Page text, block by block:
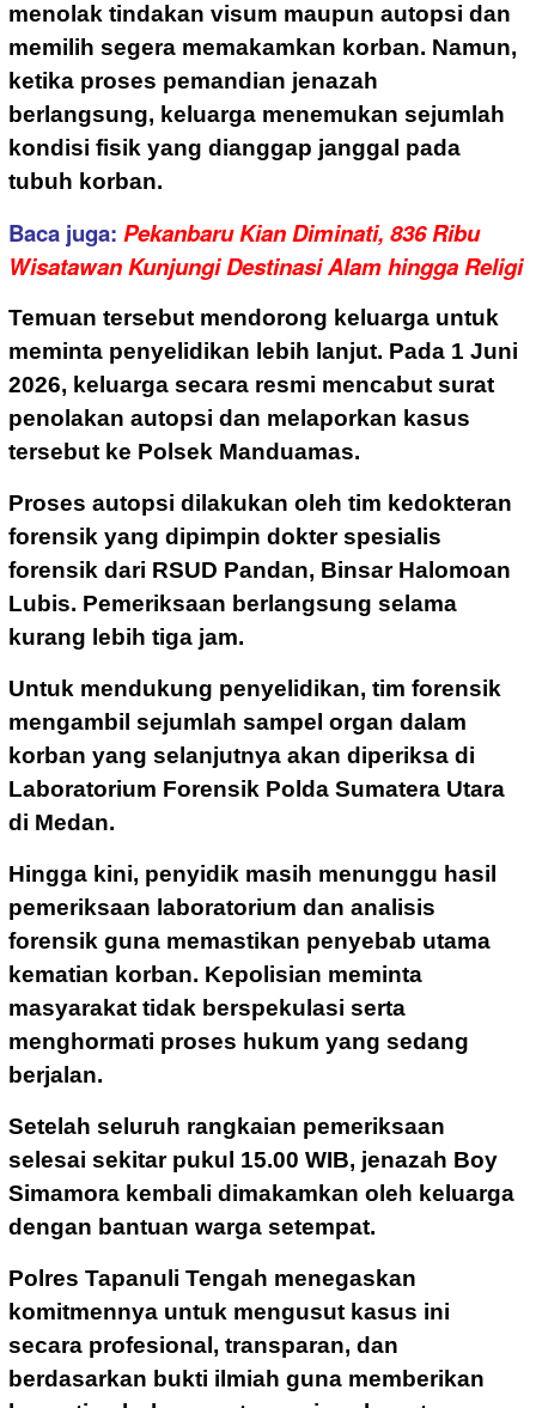
menolak tindakan visum maupun autopsi dan
memilih segera memakamkan korban. Namun,
ketika proses pemandian jenazah
berlangsung, keluarga menemukan sejumlah
kondisi fisik yang dianggap janggal pada
tubuh korban.
Baca juga: Pekanbaru Kian Diminati, 836 Ribu
Wisatawan Kunjungi Destinasi Alam hingga Religi
Temuan tersebut mendorong keluarga untuk
meminta penyelidikan lebih lanjut. Pada 1 Juni
2026, keluarga secara resmi mencabut surat
penolakan autopsi dan melaporkan kasus
tersebut ke Polsek Manduamas.
Proses autopsi dilakukan oleh tim kedokteran
forensik yang dipimpin dokter spesialis
forensik dari RSUD Pandan, Binsar Halomoan
Lubis. Pemeriksaan berlangsung selama
kurang lebih tiga jam.
Untuk mendukung penyelidikan, tim forensik
mengambil sejumlah sampel organ dalam
korban yang selanjutnya akan diperiksa di
Laboratorium Forensik Polda Sumatera Utara
di Medan.
Hingga kini, penyidik masih menunggu hasil
pemeriksaan laboratorium dan analisis
forensik guna memastikan penyebab utama
kematian korban. Kepolisian meminta
masyarakat tidak berspekulasi serta
menghormati proses hukum yang sedang
berjalan.
Setelah seluruh rangkaian pemeriksaan
selesai sekitar pukul 15.00 WIB, jenazah Boy
Simamora kembali dimakamkan oleh keluarga
dengan bantuan warga setempat.
Polres Tapanuli Tengah menegaskan
komitmennya untuk mengusut kasus ini
secara profesional, transparan, dan
berdasarkan bukti ilmiah guna memberikan